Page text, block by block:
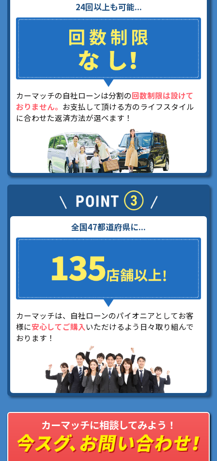
24回以上も可能...
カーマッチの自社ローンは分割の回数制限は設けて
おりません。 お支払して頂ける方のライフスタイル
に合わせた返済方法が選べます！
全国47都道府県に...
カーマッチは、自社ローンのパイオニアとしてお客
様に安心してご購入いただけるよう日々取り組んで
おります！
カーマッチに相談してみよう！